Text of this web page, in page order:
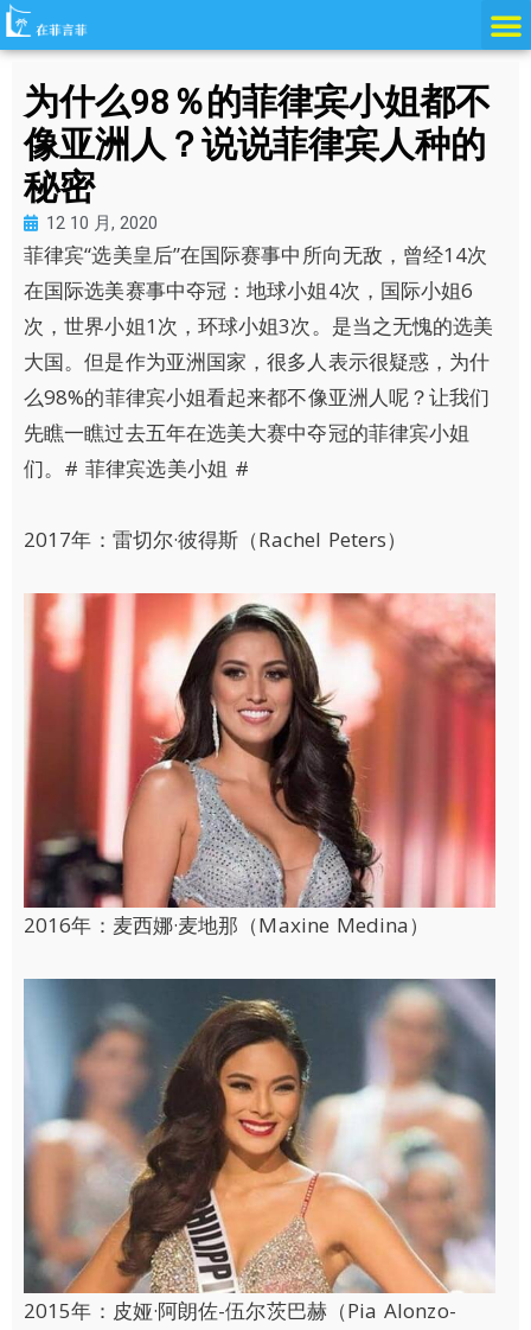
跳
至
为什么98％的菲律宾小姐都不
像亚洲人？说说菲律宾人种的
秘密
12 10 月, 2020
菲律宾“选美皇后”在国际赛事中所向无敌，曾经14次
在国际选美赛事中夺冠：地球小姐4次，国际小姐6
次，世界小姐1次，环球小姐3次。是当之无愧的选美
大国。但是作为亚洲国家，很多人表示很疑惑，为什
么98%的菲律宾小姐看起来都不像亚洲人呢？让我们
先瞧一瞧过去五年在选美大赛中夺冠的菲律宾小姐
们。# 菲律宾选美小姐 #
2017年：雷切尔·彼得斯（Rachel Peters）
2016年：麦西娜·麦地那（Maxine Medina）
2015年：皮娅·阿朗佐-伍尔茨巴赫（Pia Alonzo-